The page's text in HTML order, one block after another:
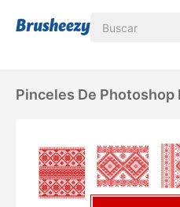
Pinceles De Photoshop